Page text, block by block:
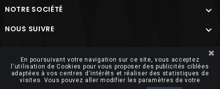
NOTRE SOCIÉTÉ 
NOUS SUIVRE 
En poursuivant votre navigation sur ce site, vous acceptez
l'utilisation de Cookies pour vous proposer des publicités ciblées
adaptées à vos centres d'intérêts et réaliser des statistiques de
visites. Vous pouvez aller modifier les paramètres de votre